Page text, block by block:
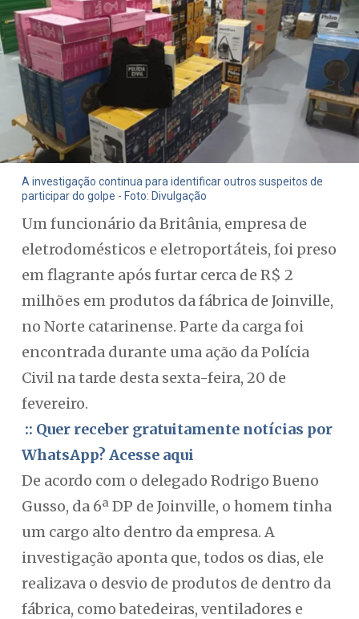
A investigação continua para identificar outros suspeitos de
participar do golpe - Foto: Divulgação
Um funcionário da Britânia, empresa de
eletrodomésticos e eletroportáteis, foi preso
em flagrante após furtar cerca de R$ 2
milhões em produtos da fábrica de Joinville,
no Norte catarinense. Parte da carga foi
encontrada durante uma ação da Polícia
Civil na tarde desta sexta-feira, 20 de
fevereiro.
:: Quer receber gratuitamente notícias por
WhatsApp? Acesse aqui
De acordo com o delegado Rodrigo Bueno
Gusso, da 6ª DP de Joinville, o homem tinha
um cargo alto dentro da empresa. A
investigação aponta que, todos os dias, ele
realizava o desvio de produtos de dentro da
fábrica, como batedeiras, ventiladores e